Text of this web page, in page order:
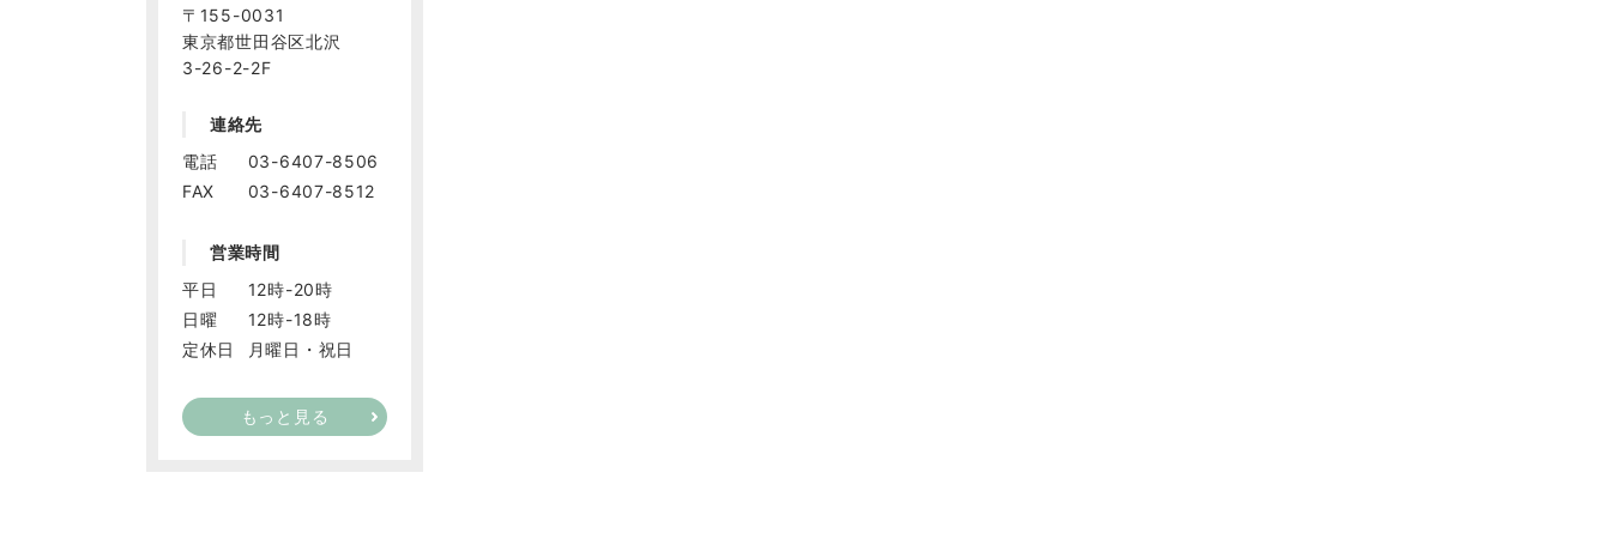
〒155-0031
東京都世田谷区北沢
3-26-2-2F
連絡先
電話
03-6407-8506
FAX
03-6407-8512
営業時間
平日
12時-20時
日曜
12時-18時
定休日
月曜日・祝日
もっと見る